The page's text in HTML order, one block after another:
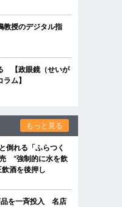
授のデジタル指
【政眼鏡（せいが
ム】
もっと見る
倒れる「ふらつく
“強制的に水を飲
酒を後押し
品を一斉投入 名店